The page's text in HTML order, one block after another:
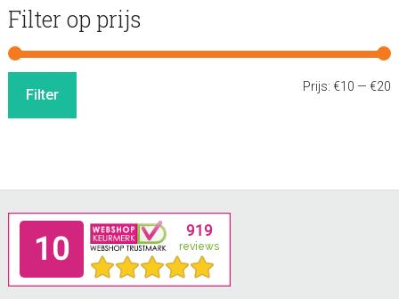
Filter op prijs
Filter Prijs:€10 —€20
Footer